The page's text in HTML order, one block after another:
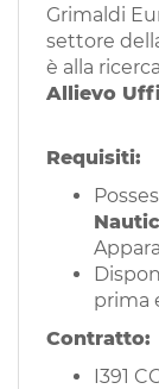
IT
DE
ES
PT
Grimaldi
settore
è alla
Allievo
Requisiti:
prima
Contratto:
I391